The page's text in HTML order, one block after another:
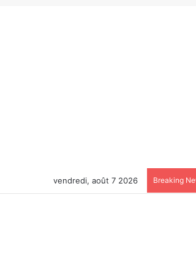
vendredi, août 7 2026 Breaking